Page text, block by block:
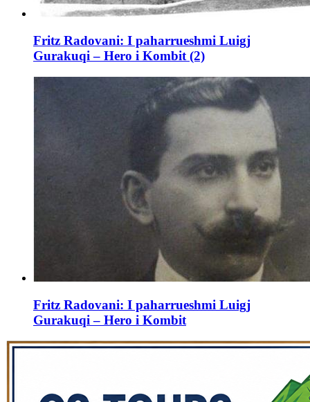
Fritz Radovani: I paharrueshmi Luigj
Gurakuqi – Hero i Kombit (2)
Fritz Radovani: I paharrueshmi Luigj
Gurakuqi – Hero i Kombit